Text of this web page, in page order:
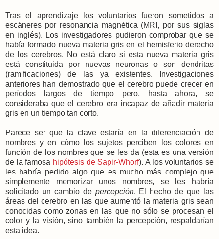
Tras el aprendizaje los voluntarios fueron sometidos a
escáneres por resonancia magnética (MRI, por sus siglas
en inglés). Los investigadores pudieron comprobar que se
había formado nueva materia gris en el hemisferio derecho
de los cerebros. No está claro si esta nueva materia gris
está constituida por nuevas neuronas o son dendritas
(ramificaciones) de las ya existentes. Investigaciones
anteriores han demostrado que el cerebro puede crecer en
períodos largos de tiempo pero, hasta ahora, se
consideraba que el cerebro era incapaz de añadir materia
gris en un tiempo tan corto.
Parece ser que la clave estaría en la diferenciación de
nombres y en cómo los sujetos perciben los colores en
función de los nombres que se les da (esta es una versión
de la famosa hipótesis de Sapir-Whorf). A los voluntarios se
les habría pedido algo que es mucho más complejo que
simplemente memorizar unos nombres, se les habría
solicitado un cambio de percepción. El hecho de que las
áreas del cerebro en las que aumentó la materia gris sean
conocidas como zonas en las que no sólo se procesan el
color y la visión, sino también la percepción, respaldarían
esta idea.